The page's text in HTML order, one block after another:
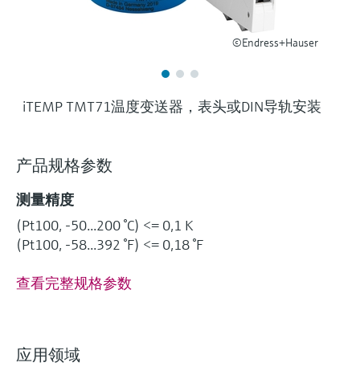
松查找所需备件。
©Endress+Hauser
iTEMP TMT71温度变送器，表头或DIN导轨安装
产品规格参数
测量精度
(Pt100, -50...200 °C) <= 0,1 K
(Pt100, -58...392 °F) <= 0,18 °F
查看完整规格参数
应用领域